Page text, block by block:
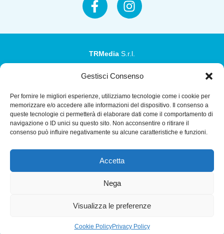
Gestisci Consenso
Per fornire le migliori esperienze, utilizziamo tecnologie come i cookie per
memorizzare e/o accedere alle informazioni del dispositivo. Il consenso a
queste tecnologie ci permetterà di elaborare dati come il comportamento di
navigazione o ID unici su questo sito. Non acconsentire o ritirare il
consenso può influire negativamente su alcune caratteristiche e funzioni.
Accetta
Nega
Visualizza le preferenze
Cookie PolicyPrivacy Policy
TRMedia S.r.l.
Società a socio unico
da parte di Coop Alleanza 3.0 Soc. Coop.
Sede legale: via Ragazzi del ’99 nr. 51 42124 Reggio Emilia
(RE)
Capitale sociale € 1.040.000 i.v.
Diretta Streaming
Riproduzione Riservata – Copyright © 2024